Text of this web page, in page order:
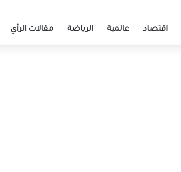
اقتصاد عالمية الرياضة مقالات الرأي